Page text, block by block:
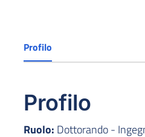
Profilo
Profilo
Ruolo: Dottorando -